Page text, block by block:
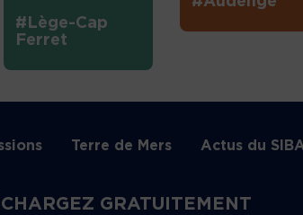
#Lège-Cap
Ferret
Terre de Mers Actus du
GRATUITEMENT